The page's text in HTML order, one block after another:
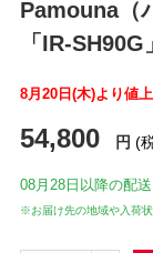
Pamouna（
「IR-
8月20日(木)より値
54,800 円 (
08月28日 以降の配
※お届け先の地域や入荷